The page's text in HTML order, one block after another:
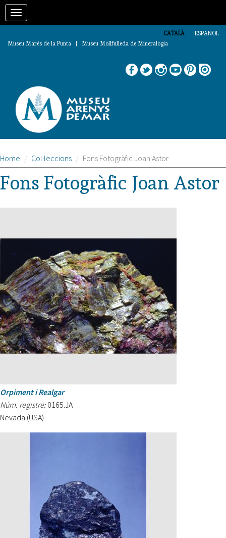
Vés
contingutToggle
ESPAÑOL
CATALÀ
Museu Marès de la Punta | Museu Mollfulleda de Mineralogia
Home Col·leccions Fons Fotogràfic Joan Astor
Fons Fotogràfic Joan Astor
Orpiment i Realgar
Núm. registre: 0165.JA
Nevada (USA)